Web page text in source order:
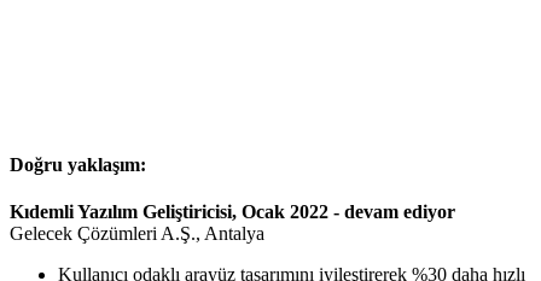
Doğru yaklaşım:
Kıdemli Yazılım Geliştiricisi, Ocak 2022 - devam ediyor
Gelecek Çözümleri A.Ş., Antalya
Kullanıcı odaklı arayüz tasarımını iyileştirerek %30 daha hızlı